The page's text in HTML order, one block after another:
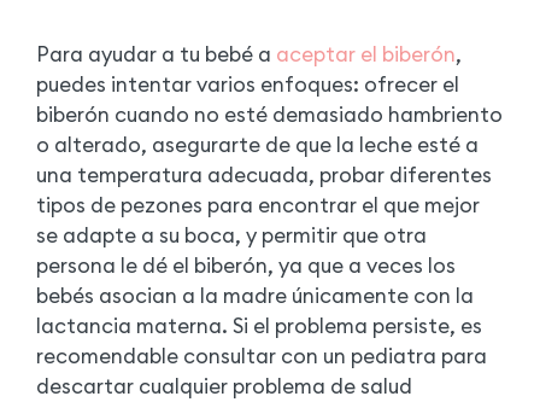
Para ayudar a tu bebé a aceptar el biberón,
puedes intentar varios enfoques: ofrecer el
biberón cuando no esté demasiado hambriento
o alterado, asegurarte de que la leche esté a
una temperatura adecuada, probar diferentes
tipos de pezones para encontrar el que mejor
se adapte a su boca, y permitir que otra
persona le dé el biberón, ya que a veces los
bebés asocian a la madre únicamente con la
lactancia materna. Si el problema persiste, es
recomendable consultar con un pediatra para
descartar cualquier problema de salud